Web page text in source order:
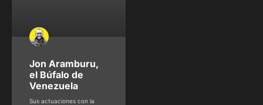
Jon Aramburu,
el Búfalo de
Venezuela
Sus actuaciones con la